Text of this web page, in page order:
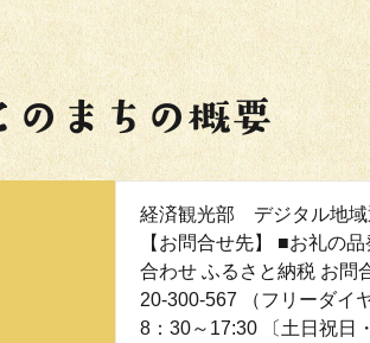
経済観光部 デジタル地域
【お問合せ先】 ■お礼の
合わせ ふるさと納税 お問
20-300-567 （フリーダイ
8：30～17:30 〔土日祝日